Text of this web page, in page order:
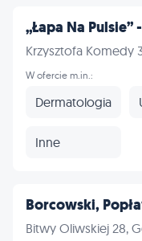
„Łapa Na
Krzysztofa Komedy
W ofercie m.in.:
Dermatologia
Inne
Borcowski,
Bitwy Oliwskiej 28,